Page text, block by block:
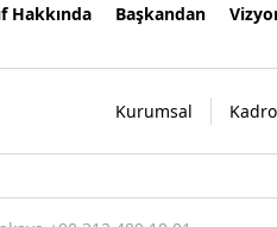
Hakkında Başkandan
Kurumsal Kadro